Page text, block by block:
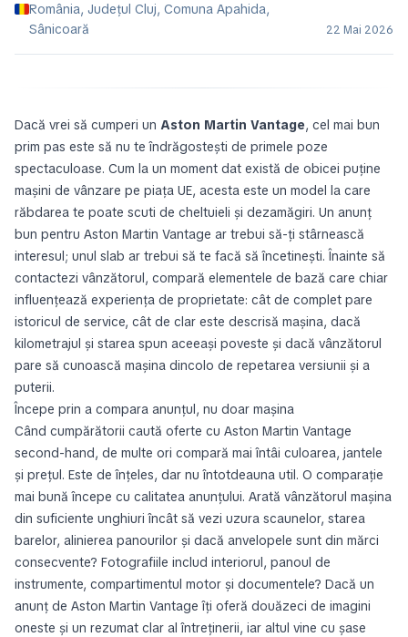
România, Județul Cluj, Comuna Apahida,
Sânicoară
22 Mai 2026
Dacă vrei să cumperi un Aston Martin Vantage, cel mai bun
prim pas este să nu te îndrăgostești de primele poze
spectaculoase. Cum la un moment dat există de obicei puține
mașini de vânzare pe piața UE, acesta este un model la care
răbdarea te poate scuti de cheltuieli și dezamăgiri. Un anunț
bun pentru Aston Martin Vantage ar trebui să-ți stârnească
interesul; unul slab ar trebui să te facă să încetinești. Înainte să
contactezi vânzătorul, compară elementele de bază care chiar
influențează experiența de proprietate: cât de complet pare
istoricul de service, cât de clar este descrisă mașina, dacă
kilometrajul și starea spun aceeași poveste și dacă vânzătorul
pare să cunoască mașina dincolo de repetarea versiunii și a
puterii.
Începe prin a compara anunțul, nu doar mașina
Când cumpărătorii caută oferte cu Aston Martin Vantage
second-hand, de multe ori compară mai întâi culoarea, jantele
și prețul. Este de înțeles, dar nu întotdeauna util. O comparație
mai bună începe cu calitatea anunțului. Arată vânzătorul mașina
din suficiente unghiuri încât să vezi uzura scaunelor, starea
barelor, alinierea panourilor și dacă anvelopele sunt din mărci
consecvente? Fotografiile includ interiorul, panoul de
instrumente, compartimentul motor și documentele? Dacă un
anunț de Aston Martin Vantage îți oferă douăzeci de imagini
oneste și un rezumat clar al întreținerii, iar altul vine cu șase